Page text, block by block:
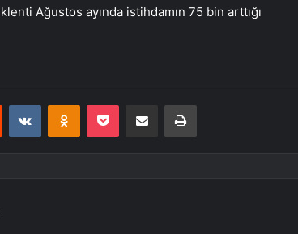
Ağustos ayında istihdamın 75 bin arttığı
Reddit VKontakteOdnoklassniki
Pocket E-Posta ile paylaş Yazdır